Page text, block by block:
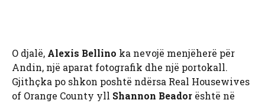
O djalë, Alexis Bellino ka nevojë menjëherë për
Andin, një aparat fotografik dhe një portokall.
Gjithçka po shkon poshtë ndërsa Real Housewives
of Orange County yll Shannon Beador është në